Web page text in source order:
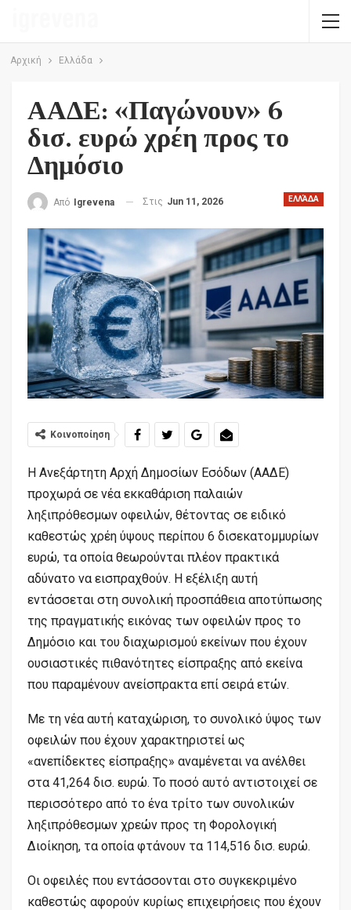
Αρχική Ελλάδα
ΑΑΔΕ: «Παγώνουν» 6
δισ. ευρώ χρέη προς το
Δημόσιο
ΕΛΛΆΔΑ
Από Igrevena Στις Jun 11, 2026
Κοινοποίηση
Η Ανεξάρτητη Αρχή Δημοσίων Εσόδων (ΑΑΔΕ)
προχωρά σε νέα εκκαθάριση παλαιών
ληξιπρόθεσμων οφειλών, θέτοντας σε ειδικό
καθεστώς χρέη ύψους περίπου 6 δισεκατομμυρίων
ευρώ, τα οποία θεωρούνται πλέον πρακτικά
αδύνατο να εισπραχθούν. Η εξέλιξη αυτή
εντάσσεται στη συνολική προσπάθεια αποτύπωσης
της πραγματικής εικόνας των οφειλών προς το
Δημόσιο και του διαχωρισμού εκείνων που έχουν
ουσιαστικές πιθανότητες είσπραξης από εκείνα
που παραμένουν ανείσπρακτα επί σειρά ετών.
Με τη νέα αυτή καταχώριση, το συνολικό ύψος των
οφειλών που έχουν χαρακτηριστεί ως
«ανεπίδεκτες είσπραξης» αναμένεται να ανέλθει
στα 41,264 δισ. ευρώ. Το ποσό αυτό αντιστοιχεί σε
περισσότερο από το ένα τρίτο των συνολικών
ληξιπρόθεσμων χρεών προς τη Φορολογική
Διοίκηση, τα οποία φτάνουν τα 114,516 δισ. ευρώ.
Οι οφειλές που εντάσσονται στο συγκεκριμένο
καθεστώς αφορούν κυρίως επιχειρήσεις που έχουν